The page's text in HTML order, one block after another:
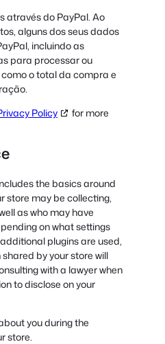
através do PayPal. Ao
alguns dos seus dados
incluindo as
para processar ou
o total da compra e
Policy
for more
the basics around
store may be collecting,
as who may have
on what settings
plugins are used,
by your store will
with a lawyer when
to disclose on your
you during the
store.